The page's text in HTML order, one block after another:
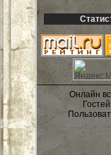
Онлайн